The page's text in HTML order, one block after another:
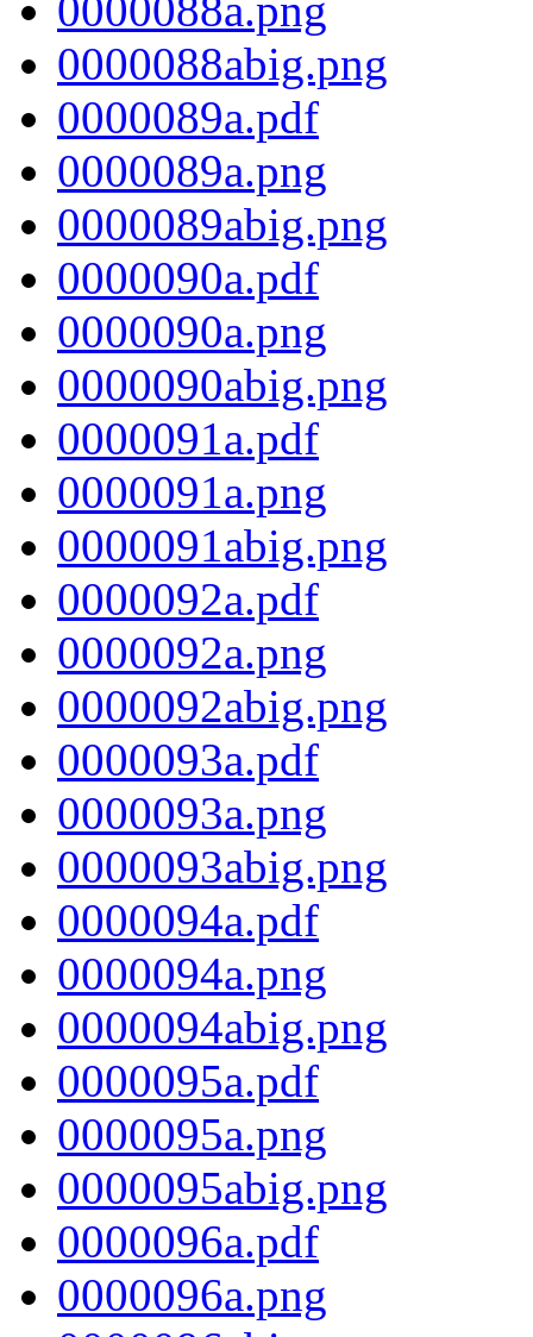
0000088a.png
0000088abig.png
0000089a.pdf
0000089a.png
0000089abig.png
0000090a.pdf
0000090a.png
0000090abig.png
0000091a.pdf
0000091a.png
0000091abig.png
0000092a.pdf
0000092a.png
0000092abig.png
0000093a.pdf
0000093a.png
0000093abig.png
0000094a.pdf
0000094a.png
0000094abig.png
0000095a.pdf
0000095a.png
0000095abig.png
0000096a.pdf
0000096a.png